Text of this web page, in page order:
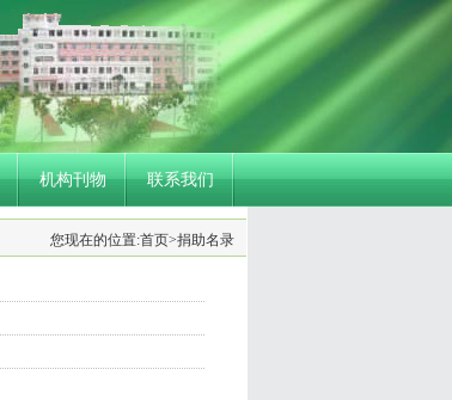
机构刊物 联系我们
您现在的位置:首页>捐助名录